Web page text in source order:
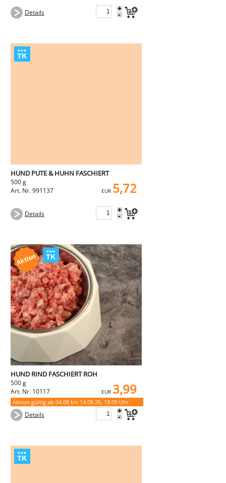
Details +
-
HUND PUTE & HUHN FASCHIERT
500 g
Art. Nr. 991137
EUR 5,72
Details +
-
HUND RIND FASCHIERT ROH
500 g
Art. Nr. 10117
EUR 3,99
Aktion gültig ab 04.08 bis 14.08.26, 18:00 Uhr.
Details +
-